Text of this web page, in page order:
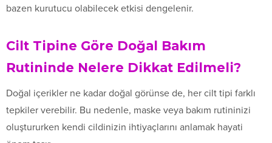
bazen kurutucu olabilecek etkisi dengelenir.
Cilt Tipine Göre Doğal Bakım
Rutininde Nelere Dikkat Edilmeli?
Doğal içerikler ne kadar doğal görünse de, her cilt tipi farklı
tepkiler verebilir. Bu nedenle, maske veya bakım rutininizi
oluştururken kendi cildinizin ihtiyaçlarını anlamak hayati